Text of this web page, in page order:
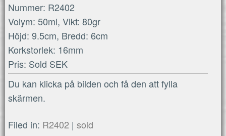
Nummer: R2402
Volym: 50ml, Vikt: 80gr
Höjd: 9.5cm, Bredd: 6cm
Korkstorlek: 16mm
Pris: Sold SEK
Du kan klicka på bilden och få den att fylla
skärmen.
Filed in: R2402 |sold